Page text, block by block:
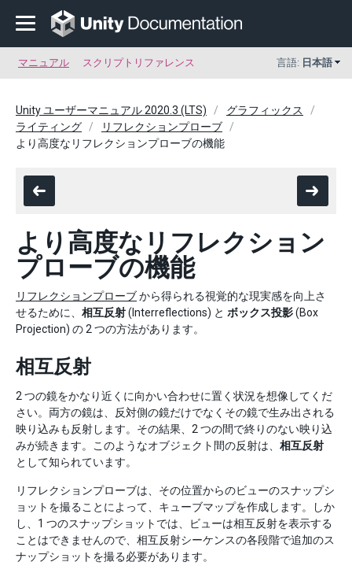
マニュアル スクリプトリファレンス 言語: 日本語
Unity ユーザーマニュアル 2020.3 (LTS)
グラフィックス
ライティング
リフレクションプローブ
より高度なリフレクションプローブの機能
より高度なリフレクション
プローブの機能
リフレクションプローブから得られる視覚的な現実感を向上さ
せるために、 相互反射(Interreflections) と ボックス投影(Box
Projection) の 2 つの方法があります。
相互反射
2 つの鏡をかなり近くに向かい合わせに置く状況を想像してくだ
さい。両方の鏡は、反対側の鏡だけでなくその鏡で生み出される
映り込みも反射します。その結果、2 つの間で終りのない映り込
みが続きます。このようなオブジェクト間の反射は、 相互反射
として知られています。
リフレクションプローブは、その位置からのビューのスナップシ
ョットを撮ることによって、キューブマップを作成します。しか
し、1 つのスナップショットでは、ビューは相互反射を表示する
ことはできませんので、相互反射シーケンスの各段階で追加のス
ナップショットを撮る必要があります。